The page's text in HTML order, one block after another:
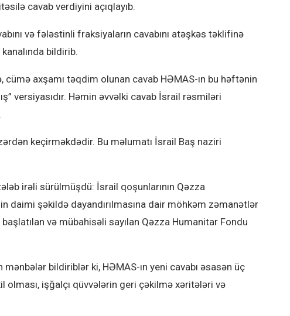
cavab verdiyini açıqlayıb.
və fələstinli fraksiyaların cavabını atəşkəs təklifinə
bildirib.
axşamı təqdim olunan cavab HƏMAS-ın bu həftənin
versiyasıdır. Həmin əvvəlki cavab İsrail rəsmiləri
keçirməkdədir. Bu məlumatı İsrail Baş naziri
irəli sürülmüşdü: İsrail qoşunlarının Qəzza
daimi şəkildə dayandırılmasına dair möhkəm zəmanətlər
və mübahisəli sayılan Qəzza Humanitar Fondu
bildiriblər ki, HƏMAS-ın yeni cavabı əsasən üç
olması, işğalçı qüvvələrin geri çəkilmə xəritələri və